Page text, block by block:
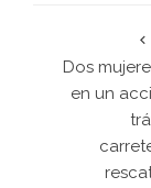
Dos
en un